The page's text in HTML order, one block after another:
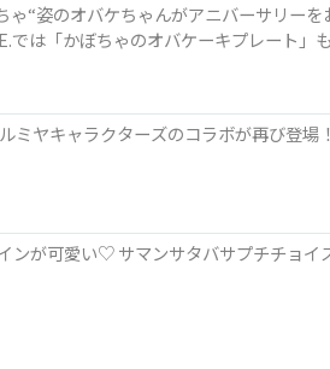
“姿のオバケちゃんがアニバーサリー
では「かぼちゃのオバケーキプレート」
ミヤキャラクターズのコラボが再び登
ンが可愛い♡ サマンサタバサプチチョ